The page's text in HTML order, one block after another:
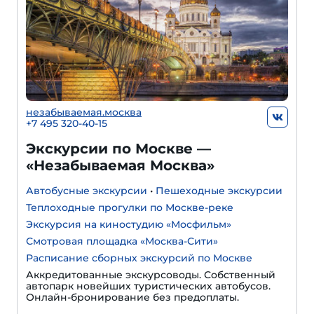
незабываемая.москва
+7 495 320-40-15
Экскурсии по Москве —
«Незабываемая Москва»
Автобусные экскурсии • Пешеходные экскурсии
Теплоходные прогулки по Москве-реке
Экскурсия на киностудию «Мосфильм»
Смотровая площадка «Москва-Сити»
Расписание сборных экскурсий по Москве
Аккредитованные экскурсоводы. Собственный
автопарк новейших туристических автобусов.
Онлайн-бронирование без предоплаты.